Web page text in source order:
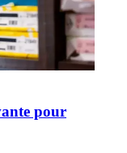
pour